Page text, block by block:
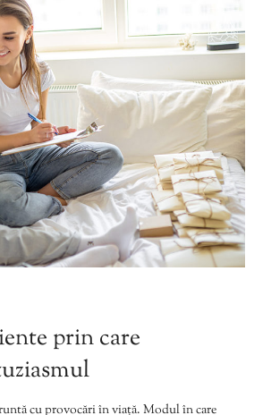
prin care
cu provocări în viață. Modul în care